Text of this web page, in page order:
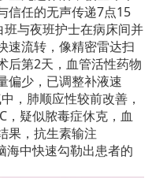
信任的无声传递7点15
与夜班护士在病床间并
速流转，像精密雷达扫
后第2天，血管活性药物
偏少，已调整补液速
，肺顺应性较前改善，
，疑似脓毒症休克，血
果，抗生素输注
海中快速勾勒出患者的